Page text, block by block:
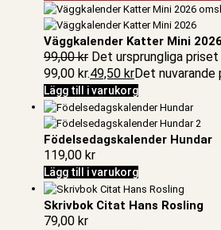
Väggkalender Katter Mini 2026
99,00kr Det ursprungliga priset
99,00 kr.49,50 krDet nuvarande
Lägg till i varukorg
Födelsedagskalender Hundar
119,00 kr
Lägg till i varukorg
Skrivbok Citat Hans Rosling
79,00 kr